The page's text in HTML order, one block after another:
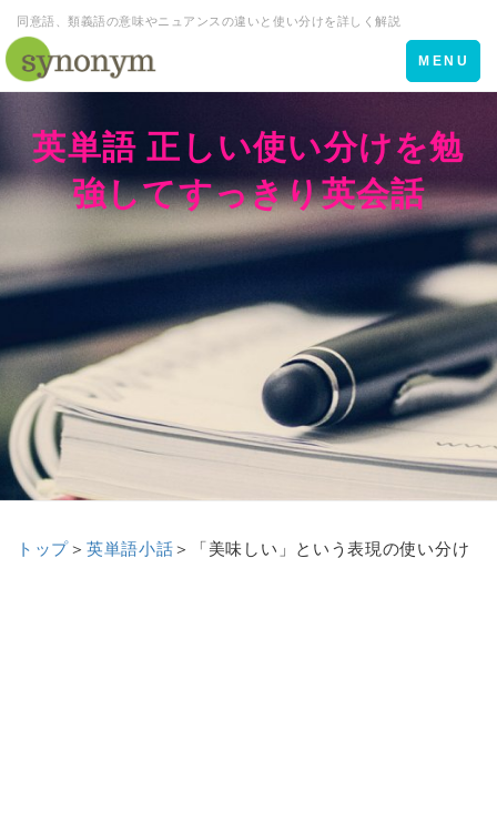
同意語、類義語の意味やニュアンスの違いと使い分けを詳しく解説
Toggle
navigation
MENU
英単語 正しい使い分けを勉
強してすっきり英会話
トップ＞ 英単語小話＞ 「美味しい」という表現の使い分け